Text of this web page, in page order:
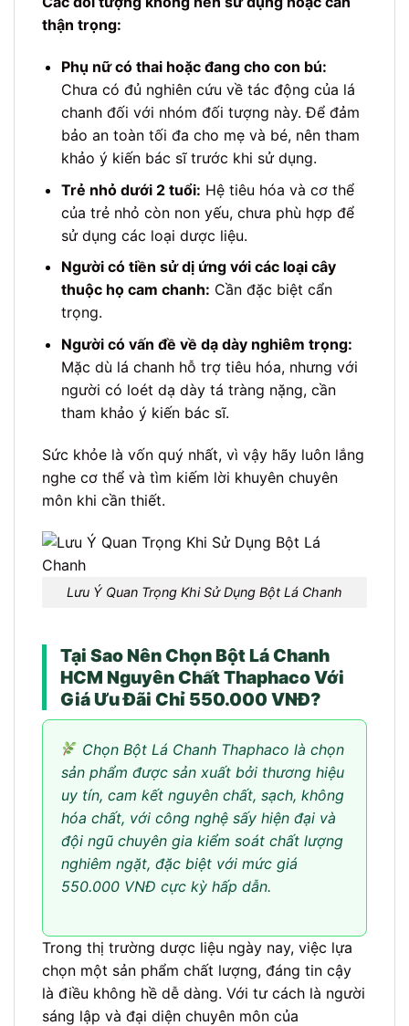
thận trọng:
Phụ nữ có thai hoặc đang cho con bú:
Chưa có đủ nghiên cứu về tác động của lá
chanh đối với nhóm đối tượng này. Để đảm
bảo an toàn tối đa cho mẹ và bé, nên tham
khảo ý kiến bác sĩ trước khi sử dụng.
Trẻ nhỏ dưới 2 tuổi: Hệ tiêu hóa và cơ thể
của trẻ nhỏ còn non yếu, chưa phù hợp để
sử dụng các loại dược liệu.
Người có tiền sử dị ứng với các loại cây
thuộc họ cam chanh: Cần đặc biệt cẩn
trọng.
Người có vấn đề về dạ dày nghiêm trọng:
Mặc dù lá chanh hỗ trợ tiêu hóa, nhưng với
người có loét dạ dày tá tràng nặng, cần
tham khảo ý kiến bác sĩ.
Sức khỏe là vốn quý nhất, vì vậy hãy luôn lắng
nghe cơ thể và tìm kiếm lời khuyên chuyên
môn khi cần thiết.
Lưu Ý Quan Trọng Khi Sử Dụng Bột Lá Chanh
Tại Sao Nên Chọn Bột Lá Chanh
HCM Nguyên Chất Thaphaco Với
Giá Ưu Đãi Chỉ 550.000 VNĐ?
Chọn Bột Lá Chanh Thaphaco là chọn
sản phẩm được sản xuất bởi thương hiệu
uy tín, cam kết nguyên chất, sạch, không
hóa chất, với công nghệ sấy hiện đại và
đội ngũ chuyên gia kiểm soát chất lượng
nghiêm ngặt, đặc biệt với mức giá
550.000 VNĐ cực kỳ hấp dẫn.
Trong thị trường dược liệu ngày nay, việc lựa
chọn một sản phẩm chất lượng, đáng tin cậy
là điều không hề dễ dàng. Với tư cách là người
sáng lập và đại diện chuyên môn của